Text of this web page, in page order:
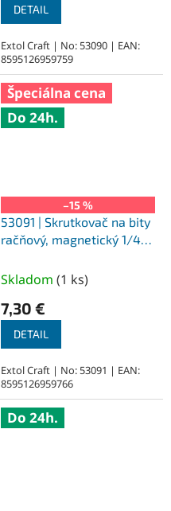
DETAIL
Extol Craft | No: 53090 | EAN:
8595126959759
Špeciálna cena
Do 24h.
–15 %
53091 | Skrutkovač na bity
račňový, magnetický 1/4"
Skladom (1 ks)
7,30 €
DETAIL
Extol Craft | No: 53091 | EAN:
8595126959766
Do 24h.